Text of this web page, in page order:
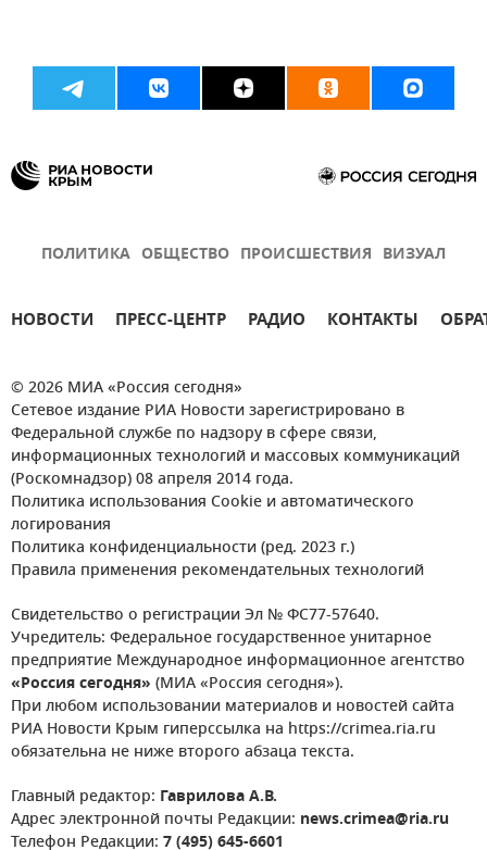
ПОЛИТИКА ОБЩЕСТВО ПРОИСШЕСТВИЯ ВИЗУАЛ
НОВОСТИ ПРЕСС-ЦЕНТР РАДИО КОНТАКТЫ
© 2026 МИА «Россия сегодня»
Сетевое издание РИА Новости зарегистрировано в
Федеральной службе по надзору в сфере связи,
информационных технологий и массовых коммуникаций
(Роскомнадзор) 08 апреля 2014 года.
Политика использования Cookie и автоматического
логирования
Политика конфиденциальности (ред. 2023 г.)
Правила применения рекомендательных технологий
Свидетельство о регистрации Эл № ФС77-57640.
Учредитель: Федеральное государственное унитарное
предприятие Международное информационное агентство
«Россия сегодня» (МИА «Россия сегодня»).
При любом использовании материалов и новостей сайта
РИА Новости Крым гиперссылка на https://crimea.ria.ru
обязательна не ниже второго абзаца текста.
Главный редактор: Гаврилова А.В.
Адрес электронной почты Редакции: news.crimea@ria.ru
Телефон Редакции: 7 (495) 645-6601